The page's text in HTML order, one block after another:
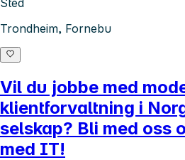
Trondheim, Fornebu
Vil du jobbe med
klientforvaltning i
selskap? Bli med oss
med IT!